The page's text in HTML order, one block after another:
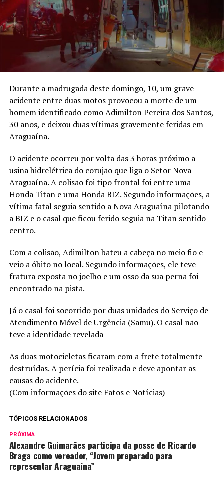
Durante a madrugada deste domingo, 10, um grave
acidente entre duas motos provocou a morte de um
homem identificado como Adimilton Pereira dos Santos,
30 anos, e deixou duas vítimas gravemente feridas em
Araguaína.
O acidente ocorreu por volta das 3 horas próximo a
usina hidrelétrica do corujão que liga o Setor Nova
Araguaína. A colisão foi tipo frontal foi entre uma
Honda Titan e uma Honda BIZ. Segundo informações, a
vítima fatal seguia sentido a Nova Araguaína pilotando
a BIZ e o casal que ficou ferido seguia na Titan sentido
centro.
Com a colisão, Adimilton bateu a cabeça no meio fio e
veio a óbito no local. Segundo informações, ele teve
fratura exposta no joelho e um osso da sua perna foi
encontrado na pista.
Já o casal foi socorrido por duas unidades do Serviço de
Atendimento Móvel de Urgência (Samu). O casal não
teve a identidade revelada
As duas motocicletas ficaram com a frete totalmente
destruídas. A perícia foi realizada e deve apontar as
causas do acidente.
(Com informações do site Fatos e Notícias)
TÓPICOS RELACIONADOS
PRÓXIMA
Alexandre Guimarães participa da posse de Ricardo
Braga como vereador, “Jovem preparado para
representar Araguaína”